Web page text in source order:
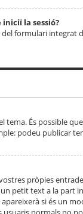
la sessió?
formulari
És possible
podeu publicar
pròpies
petit text a la part
si és un